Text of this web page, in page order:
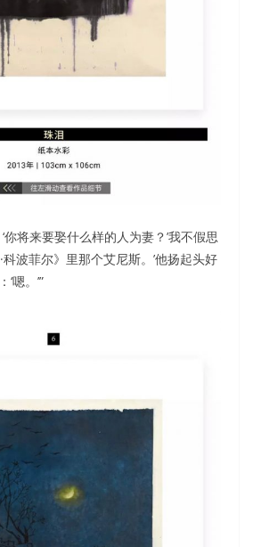
你将来要娶什么样的人为妻？’我不假思
科波菲尔》里那个艾尼斯。’他扬起头好
嗯。’”